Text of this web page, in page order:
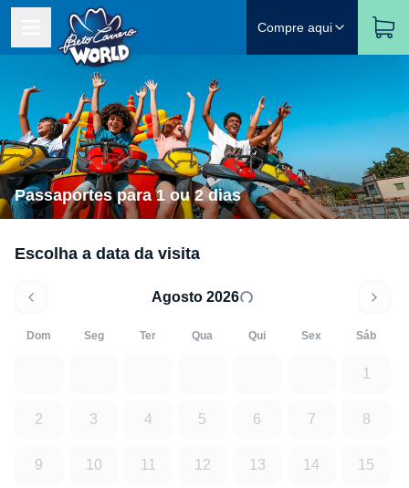
Compre aqui
Passaportes para 1 ou 2 dias
Escolha a data da visita
Agosto 2026
Dom Seg Ter Qua Qui Sex Sáb
1
2 3 4 5 6 7 8
9 10 11 12 13 14 15